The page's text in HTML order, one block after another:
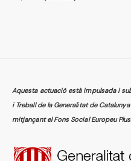
Aquesta actuació està impulsada i
i Treball de la Generalitat de
mitjançant el Fons Social Europeu